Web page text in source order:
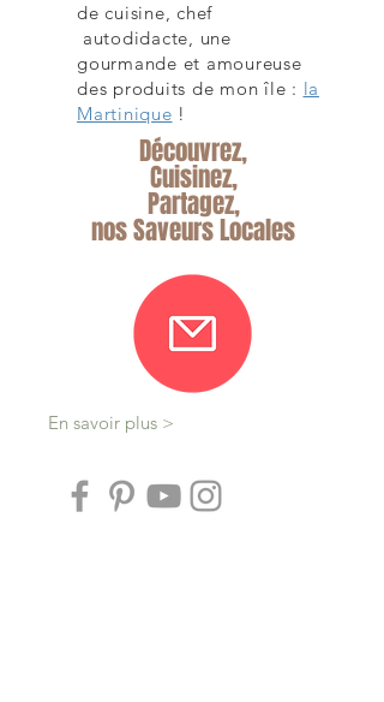
de cuisine, chef
autodidacte, une
gourmande et amoureuse
des produits de mon île : la
Martinique !
Découvrez,
Cuisinez,
Partagez,
nos Saveurs Locales
En savoir plus >